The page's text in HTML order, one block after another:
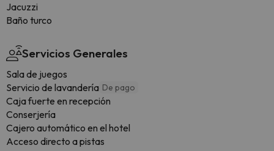
Jacuzzi
Baño turco
Servicios Generales
Sala de juegos
Servicio de lavandería De pago
Caja fuerte en recepción
Conserjería
Cajero automático en el hotel
Acceso directo a pistas